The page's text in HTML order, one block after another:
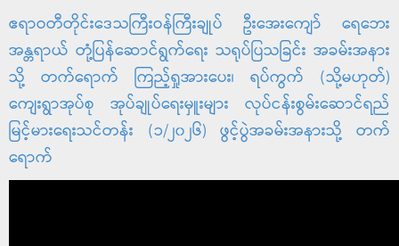
ဧရာဝတီတိုင်းဒေသကြီးဝန်ကြီးချုပ် ဦးအေးကျော် ရေဘေး
အန္တရာယ် တုံ့ပြန်ဆောင်ရွက်ရေး သရုပ်ပြသခြင်း အခမ်းအနား
သို့ တက်ရောက် ကြည့်ရှုအားပေး၊ ရပ်ကွက် (သို့မဟုတ်)
ကျေးရွာအုပ်စု အုပ်ချုပ်ရေးမှူးများ လုပ်ငန်းစွမ်းဆောင်ရည်
မြင့်မားရေးသင်တန်း (၁/၂၀၂၆) ဖွင့်ပွဲအခမ်းအနားသို့ တက်
ရောက်